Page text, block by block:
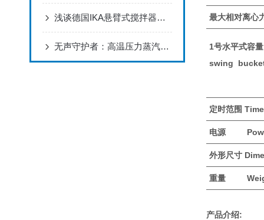
浅谈德国IKA悬臂式搅拌器在生产工艺中的应用
无声守护者：高温压力蒸汽灭菌器的科技密码与生命防线
最大相对离心
1号水平式容量
swing
定时范围
电源
外形尺寸
重量
产品介绍: